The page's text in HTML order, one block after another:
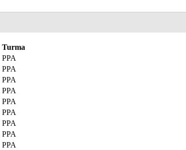
Turma
PPA
PPA
PPA
PPA
PPA
PPA
PPA
PPA
PPA